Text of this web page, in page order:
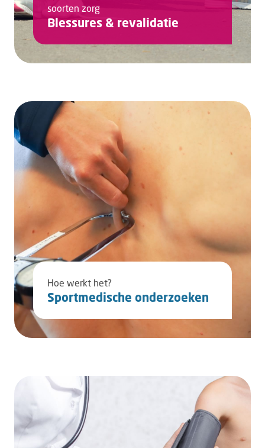
soorten zorg
Blessures & revalidatie
Hoe werkt het?
Sportmedische onderzoeken